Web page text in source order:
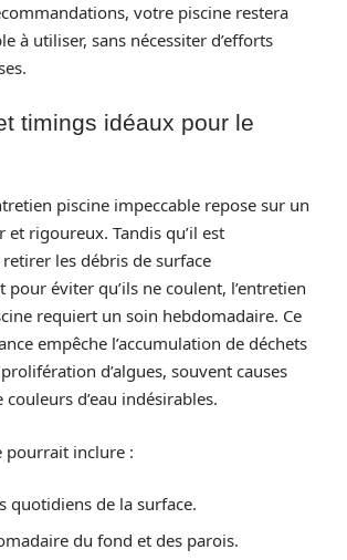
votre piscine restera
à utiliser, sans nécessiter d’efforts
timings idéaux pour le
piscine impeccable repose sur un
rigoureux. Tandis qu’il est
les débris de surface
éviter qu’ils ne coulent, l’entretien
requiert un soin hebdomadaire. Ce
empêche l’accumulation de déchets
d’algues, souvent causes
couleurs d’eau indésirables.
pourrait inclure :
quotidiens de la surface.
du fond et des parois.